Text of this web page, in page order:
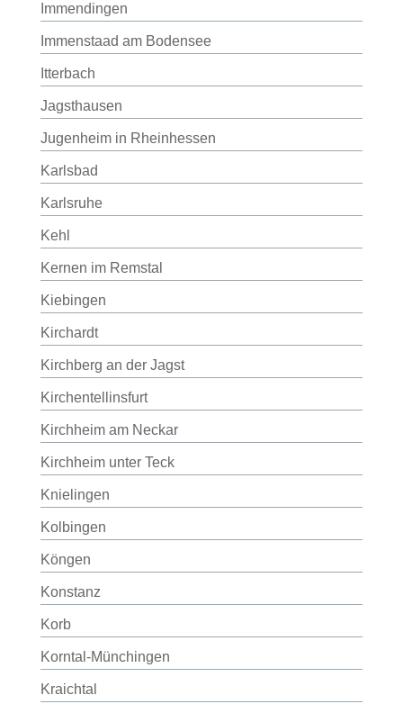
Immendingen
Immenstaad am Bodensee
Itterbach
Jagsthausen
Jugenheim in Rheinhessen
Karlsbad
Karlsruhe
Kehl
Kernen im Remstal
Kiebingen
Kirchardt
Kirchberg an der Jagst
Kirchentellinsfurt
Kirchheim am Neckar
Kirchheim unter Teck
Knielingen
Kolbingen
Köngen
Konstanz
Korb
Korntal-Münchingen
Kraichtal